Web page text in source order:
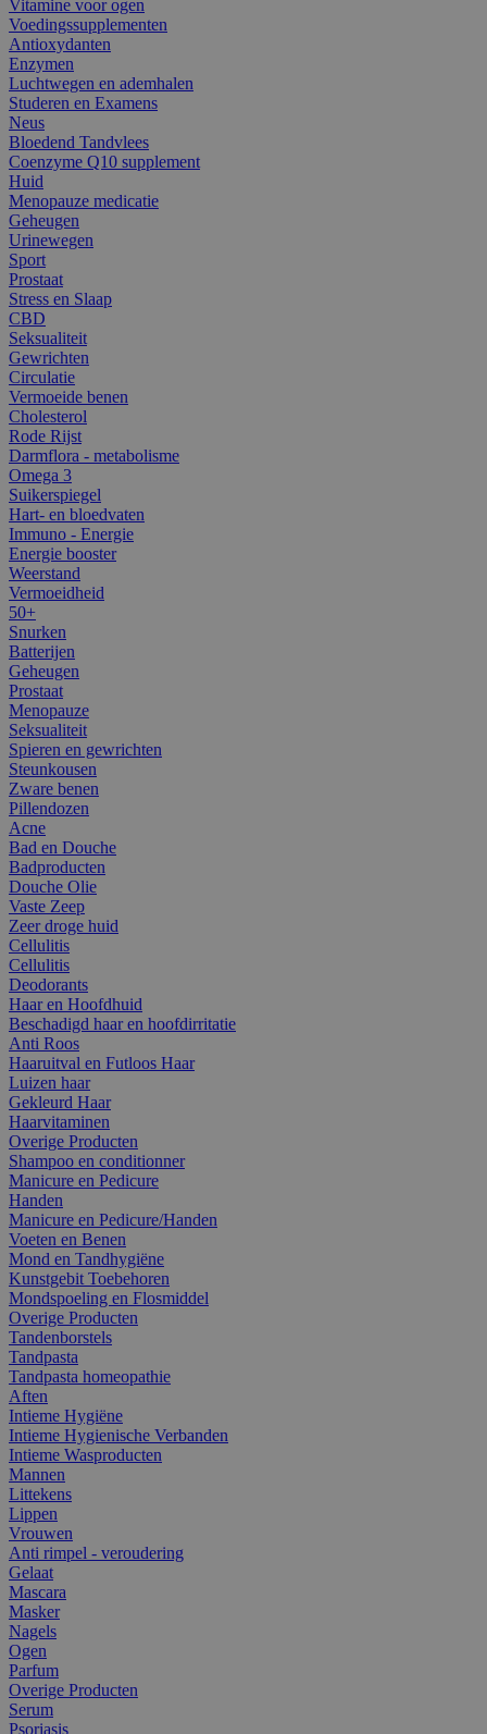
Vitamine voor ogen
Voedingssupplementen
Antioxydanten
Enzymen
Luchtwegen en ademhalen
Studeren en Examens
Neus
Bloedend Tandvlees
Coenzyme Q10 supplement
Huid
Menopauze medicatie
Geheugen
Urinewegen
Sport
Prostaat
Stress en Slaap
CBD
Seksualiteit
Gewrichten
Circulatie
Vermoeide benen
Cholesterol
Rode Rijst
Darmflora - metabolisme
Omega 3
Suikerspiegel
Hart- en bloedvaten
Immuno - Energie
Energie booster
Weerstand
Vermoeidheid
50+
Snurken
Batterijen
Geheugen
Prostaat
Menopauze
Seksualiteit
Spieren en gewrichten
Steunkousen
Zware benen
Pillendozen
Acne
Bad en Douche
Badproducten
Douche Olie
Vaste Zeep
Zeer droge huid
Cellulitis
Cellulitis
Deodorants
Haar en Hoofdhuid
Beschadigd haar en hoofdirritatie
Anti Roos
Haaruitval en Futloos Haar
Luizen haar
Gekleurd Haar
Haarvitaminen
Overige Producten
Shampoo en conditionner
Manicure en Pedicure
Handen
Manicure en Pedicure/Handen
Voeten en Benen
Mond en Tandhygiëne
Kunstgebit Toebehoren
Mondspoeling en Flosmiddel
Overige Producten
Tandenborstels
Tandpasta
Tandpasta homeopathie
Aften
Intieme Hygiëne
Intieme Hygienische Verbanden
Intieme Wasproducten
Mannen
Littekens
Lippen
Vrouwen
Anti rimpel - veroudering
Gelaat
Mascara
Masker
Nagels
Ogen
Parfum
Overige Producten
Serum
Psoriasis